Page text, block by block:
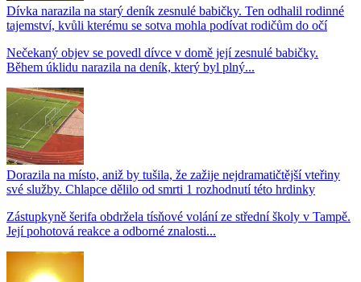
Dívka narazila na starý deník zesnulé babičky. Ten odhalil rodinné
tajemství, kvůli kterému se sotva mohla podívat rodičům do očí
Nečekaný objev se povedl dívce v domě její zesnulé babičky.
Během úklidu narazila na deník, který byl plný...
Dorazila na místo, aniž by tušila, že zažije nejdramatičtější vteřiny
své služby. Chlapce dělilo od smrti 1 rozhodnutí této hrdinky
Zástupkyně šerifa obdržela tísňové volání ze střední školy v Tampě.
Její pohotová reakce a odborné znalosti...